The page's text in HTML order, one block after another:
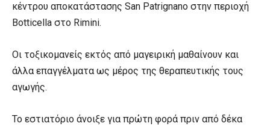
κέντρου αποκατάστασης San Patrignano στην περιοχή
Botticella στο Rimini.
Οι τοξικομανείς εκτός από μαγειρική μαθαίνουν και
άλλα επαγγέλματα ως μέρος της θεραπευτικής τους
αγωγής.
Το εστιατόριο άνοιξε για πρώτη φορά πριν από δέκα